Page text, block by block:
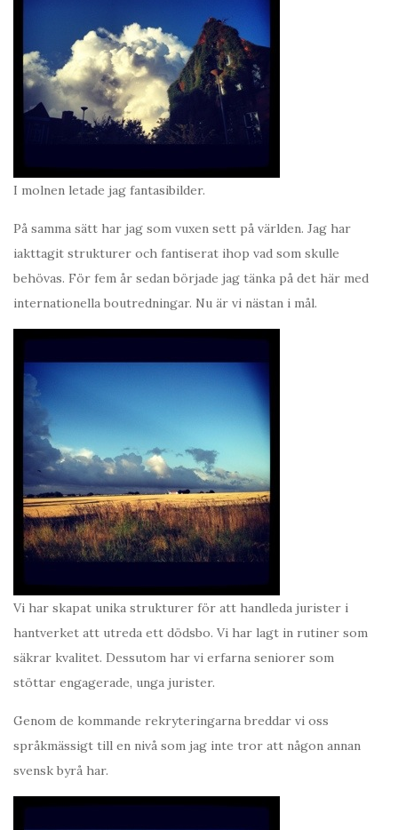
I molnen letade jag fantasibilder.
På samma sätt har jag som vuxen sett på världen. Jag har
iakttagit strukturer och fantiserat ihop vad som skulle
behövas. För fem år sedan började jag tänka på det här med
internationella boutredningar. Nu är vi nästan i mål.
Vi har skapat unika strukturer för att handleda jurister i
hantverket att utreda ett dödsbo. Vi har lagt in rutiner som
säkrar kvalitet. Dessutom har vi erfarna seniorer som
stöttar engagerade, unga jurister.
Genom de kommande rekryteringarna breddar vi oss
språkmässigt till en nivå som jag inte tror att någon annan
svensk byrå har.